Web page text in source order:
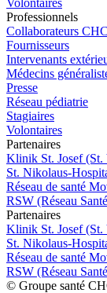
Professionnels
Collaborateurs CHC
Fournisseurs
Intervenants
Médecins
Presse
Réseau pédiatrie
Stagiaires
Volontaires
Partenaires
Klinik St. Josef (St.
St. Nikolaus-
Réseau de santé
RSW (Réseau
Partenaires
Klinik St. Josef (St.
St. Nikolaus-
Réseau de santé
RSW (Réseau
© Groupe santé